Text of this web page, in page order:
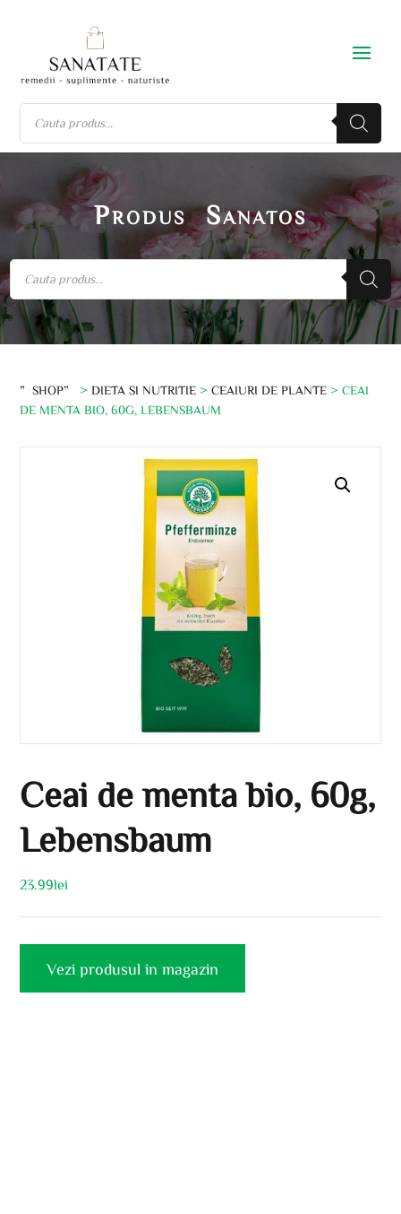
Produs Sanatos
”SHOP” >DIETA SI NUTRITIE >CEAIURI DE PLANTE > CEAI
DE MENTA BIO, 60G, LEBENSBAUM
Ceai de menta bio, 60g,
Lebensbaum
23.99lei
Vezi produsul in magazin